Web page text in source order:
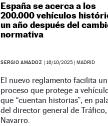
España se acerca a los
200.000 vehículos
un año después del
normativa
SERGIO AMADOZ | 16/10/2025 | MADRID
El nuevo reglamento facilita un
proceso que protege a
que “cuentan historias”, en
del director general de
Navarro.